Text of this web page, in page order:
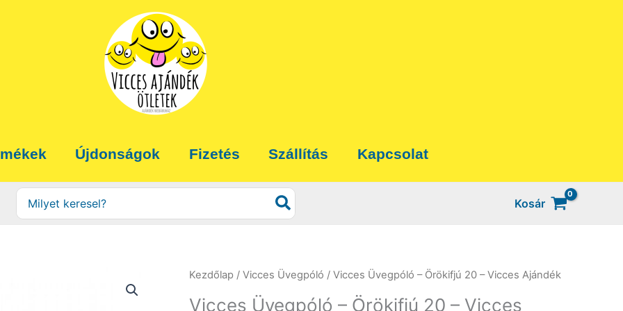
Újdonságok Fizetés Szállítás Kapcsolat
Search
for:
Kosár
Kezdőlap / Vicces Üvegpóló / Vicces Üvegpóló – Örökifjú 20 – Vicces Ajándék
Vicces Üvegpóló – Örökifjú 20 – Vicces